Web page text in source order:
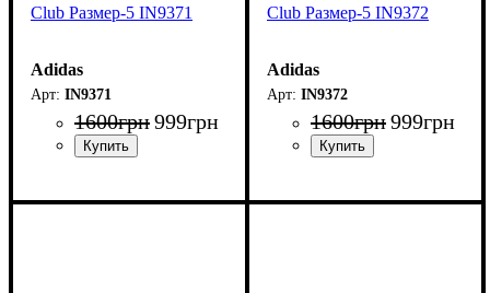
Club Размер-5 IN9371
Adidas
IN9371
1600грн999грн
Club Размер-5 IN9372
Adidas
IN9372
1600грн999грн